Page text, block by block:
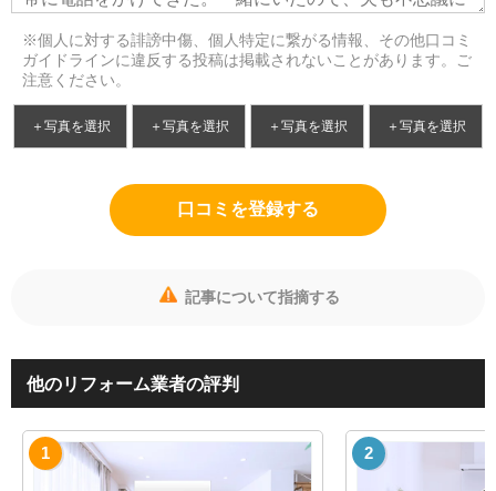
※個人に対する誹謗中傷、個人特定に繋がる情報、その他口コミ
ガイドラインに違反する投稿は掲載されないことがあります。ご
注意ください。
＋写真を選択 ＋写真を選択 ＋写真を選択 ＋写真を選択
口コミを登録する
記事について指摘する
他のリフォーム業者の評判